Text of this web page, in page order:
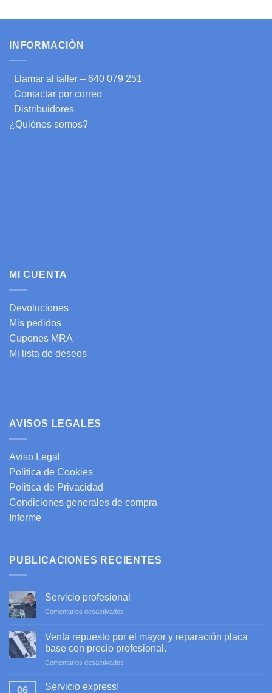
INFORMACIÒN
Llamar al taller – 640 079 251
Contactar por correo
Distribuidores
¿Quiénes somos?
MI CUENTA
Devoluciones
Mis pedidos
Cupones MRA
Mi lista de deseos
AVISOS LEGALES
Aviso Legal
Politica de Cookies
Politica de Privacidad
Condiciones generales de compra
Informe
PUBLICACIONES RECIENTES
Servicio profesional
Comentarios desactivados
profesional
Venta repuesto por el mayor y reparación placa
base con precio profesional.
Comentarios desactivados
06 Servicio express!